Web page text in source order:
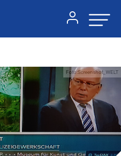
Foto:Screenshot_WELT